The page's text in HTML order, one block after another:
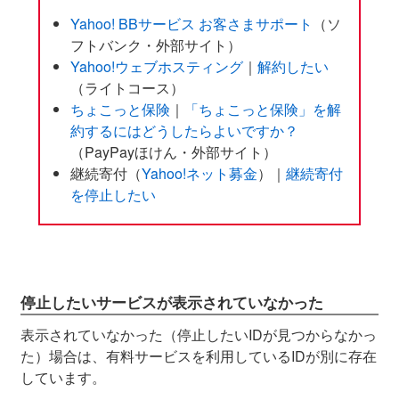
Yahoo! BBサービス お客さまサポート
（ソ
フトバンク・外部サイト）
Yahoo!ウェブホスティング ｜解約したい
（ライトコース）
ちょこっと保険 ｜
「ちょこっと保険」を解
約するにはどうしたらよいですか？
（PayPayほけん・外部サイト）
継続寄付（Yahoo!ネット募金）｜継続寄付
を停止したい
停止したいサービスが表示されていなかった
表示されていなかった（停止したいIDが見つからなかっ
た）場合は、有料サービスを利用しているIDが別に存在
しています。